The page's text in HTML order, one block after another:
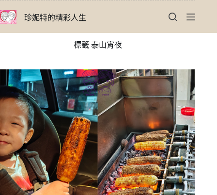
至
珍妮特的精彩人生
標籤泰山宵夜